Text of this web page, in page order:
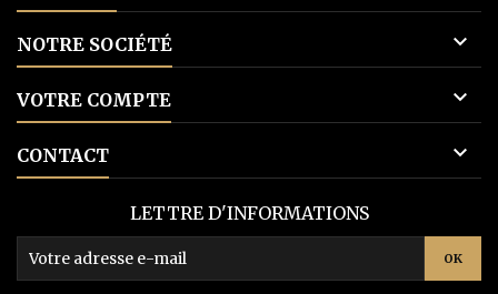
NOTRE SOCIÉTÉ 
VOTRE COMPTE 
CONTACT 
LETTRE D'INFORMATIONS